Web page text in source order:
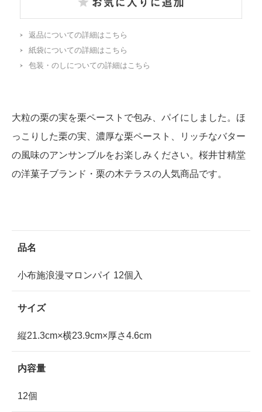
返品についての詳細はこちら
紙袋についての詳細はこちら
包装・のしについての詳細はこちら
大粒の栗の実を栗ペーストで包み、パイにしました。ほ
っこりした栗の実、濃厚な栗ペースト、リッチなバター
の風味のアンサンブルをお楽しみください。桜井甘精堂
の洋菓子ブランド・栗の木テラスの人気商品です。
品名
小布施浪漫マロンパイ 12個入
サイズ
縦21.3cm×横23.9cm×厚さ4.6cm
内容量
12個